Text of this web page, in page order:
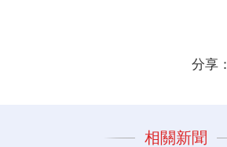
分享：
相關新聞